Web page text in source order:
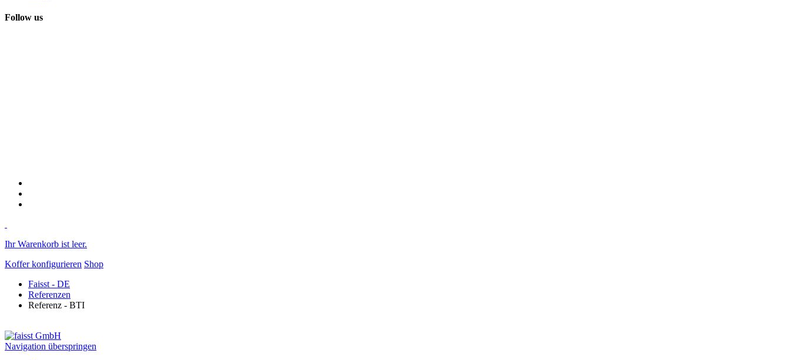
Follow us
Ihr Warenkorb ist leer.
Koffer konfigurieren Shop
Faisst - DE
Referenzen
Referenz - BTI
Navigation überspringen